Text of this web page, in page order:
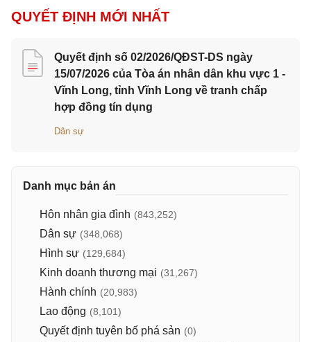
QUYẾT ĐỊNH MỚI NHẤT
Quyết định số 02/2026/QĐST-DS ngày
15/07/2026 của Tòa án nhân dân khu vực 1 -
Vĩnh Long, tỉnh Vĩnh Long về tranh chấp
hợp đồng tín dụng
Dân sự
Danh mục bản án
Hôn nhân gia đình (843,252)
Dân sự (348,068)
Hình sự (129,684)
Kinh doanh thương mại (31,267)
Hành chính (20,983)
Lao động (8,101)
Quyết định tuyên bố phá sản (0)